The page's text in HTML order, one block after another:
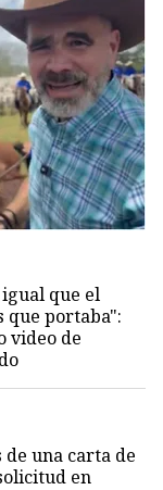
que el
que portaba":
video de
una carta de
en